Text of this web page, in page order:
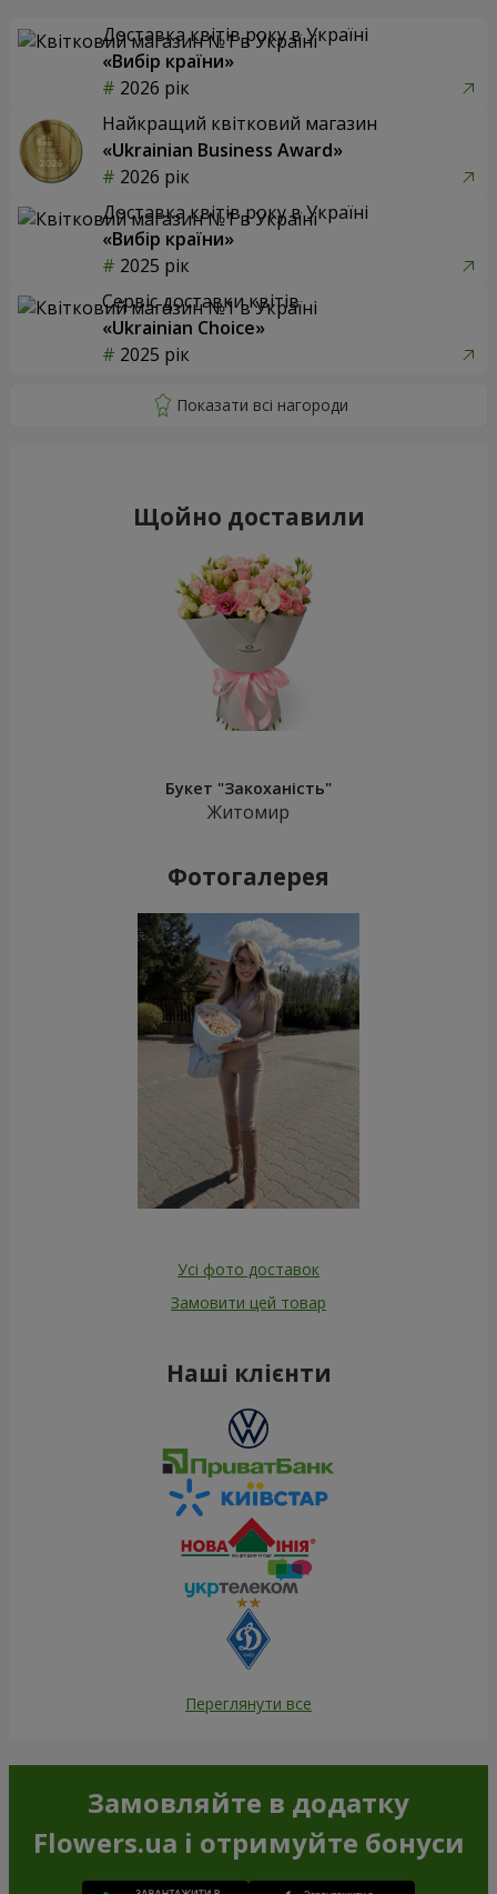
Доставка квітів року в Україні
«Вибір країни»
2026 рік
Найкращий квітковий магазин
«Ukrainian Business Award»
2026 рік
Доставка квітів року в Україні
«Вибір країни»
2025 рік
Сервіс доставки квітів
«Ukrainian Choice»
2025 рік
Щойно доставили
Букет "Закоханість"
Житомир
Фотогалерея
Усі фото доставок
Замовити цей товар
Наші клієнти
Переглянути все
Замовляйте в додатку
Flowers.ua і отримуйте бонуси